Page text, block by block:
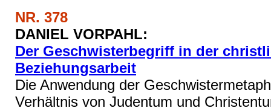
NR. 378
DANIEL VORPAHL:
Der Geschwisterbegriff in der
Beziehungsarbeit
Die Anwendung der
Verhältnis von Judentum und